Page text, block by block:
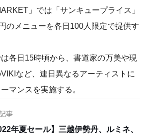
」では「サンキュープライス」
のメニューを各日100人限定で提供す
各日15時頃から、書道家の万美や現
など、連日異なるアーティストに
マンスを実施する。
事
年夏セール】三越伊勢丹、ルミネ、